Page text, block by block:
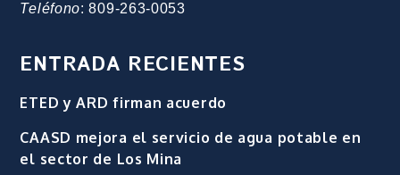
Teléfono: 809-263-0053
ENTRADA RECIENTES
ETED y ARD firman acuerdo
CAASD mejora el servicio de agua potable en
el sector de Los Mina